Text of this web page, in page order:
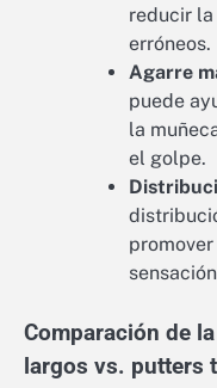
reducir
erróneos.
Agarre
puede
la
el golpe.
Comparación de
largos vs. putters